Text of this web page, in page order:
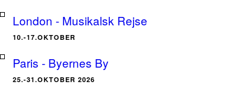
London - Musikalsk Rejse
10.-17.OKTOBER
Paris - Byernes By
25.-31.OKTOBER 2026